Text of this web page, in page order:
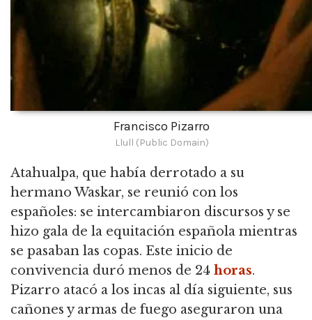
Francisco Pizarro
Llull (Public Domain)
Atahualpa, que había derrotado a su
hermano Waskar, se reunió con los
españoles: se intercambiaron discursos y se
hizo gala de la equitación española mientras
se pasaban las copas. Este inicio de
convivencia duró menos de 24 horas.
Pizarro atacó a los incas al día siguiente, sus
cañones y armas de fuego aseguraron una